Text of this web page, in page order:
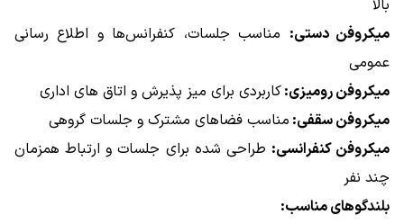
بالا
میکروفن دستی: مناسب جلسات، کنفرانس‌ها و اطلاع‌ رسانی
عمومی
میکروفن رومیزی:کاربردی برای میز پذیرش و اتاق‌ های اداری
میکروفن سقفی: مناسب فضاهای مشترک و جلسات گروهی
میکروفن کنفرانسی: طراحی شده برای جلسات و ارتباط همزمان
چند نفر
بلندگوهای مناسب: